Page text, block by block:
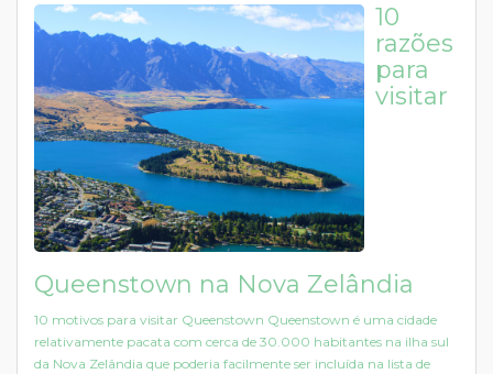
10
razões
para
visitar
Queenstown na Nova Zelândia
10 motivos para visitar Queenstown Queenstown é uma cidade
relativamente pacata com cerca de 30.000 habitantes na ilha sul
da Nova Zelândia que poderia facilmente ser incluída na lista de